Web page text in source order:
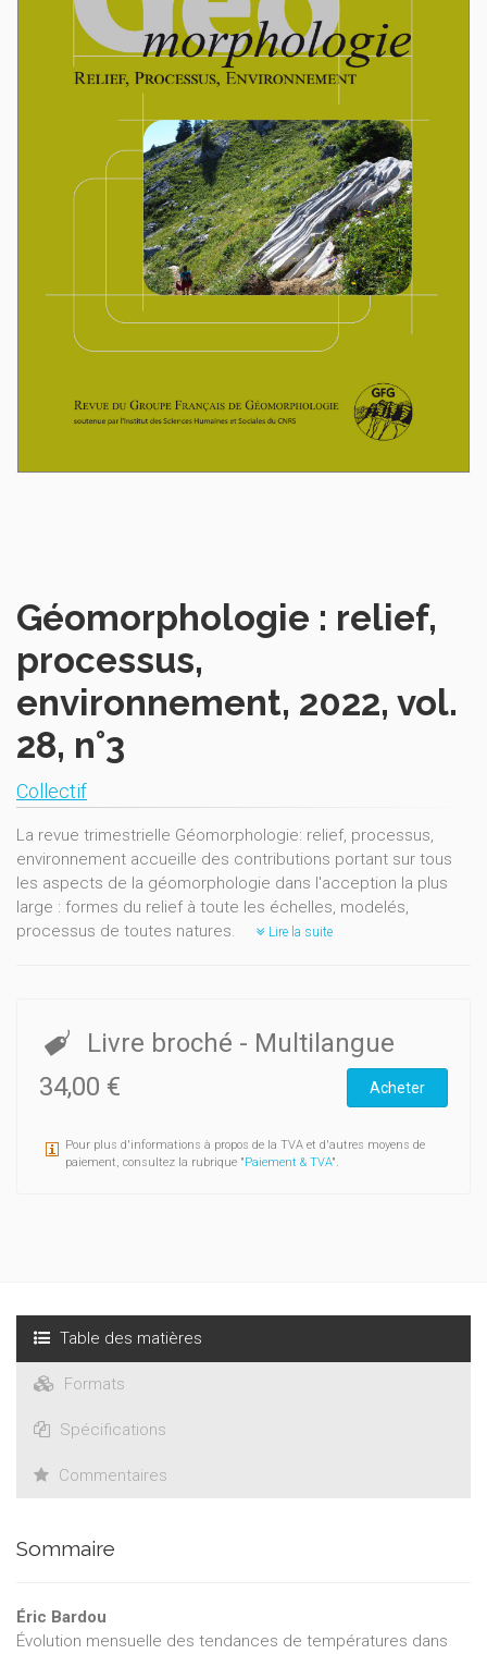
Géomorphologie : relief,
processus,
environnement, 2022, vol.
28, n°3
Collectif
La revue trimestrielle Géomorphologie: relief, processus,
environnement accueille des contributions portant sur tous
les aspects de la géomorphologie dans l'acception la plus
large : formes du relief à toute les échelles, modelés,
processus de toutes natures.
Lire la suite
Livre broché - Multilangue
34,00 €
Acheter
Pour plus d'informations à propos de la TVA et d'autres moyens de
paiement, consultez la rubrique "Paiement & TVA".
Table des matières
Formats
Spécifications
Commentaires
Sommaire
Éric Bardou
Évolution mensuelle des tendances de températures dans